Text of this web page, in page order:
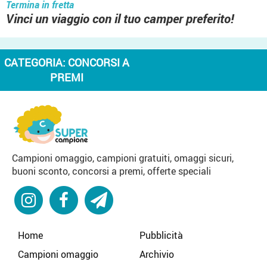
Termina in fretta
Vinci un viaggio con il tuo camper preferito!
CATEGORIA: CONCORSI A
PREMI
Campioni omaggio, campioni gratuiti, omaggi sicuri,
buoni sconto, concorsi a premi, offerte speciali
Home
Campioni omaggio
Pubblicità
Archivio